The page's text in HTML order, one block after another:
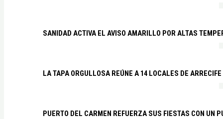
SANIDAD ACTIVA EL AVISO AMARILLO POR ALTAS
LA TAPA ORGULLOSA REÚNE A 14 LOCALES DE ARRECIFE
PUERTO DEL CARMEN REFUERZA SUS FIESTAS CON UN